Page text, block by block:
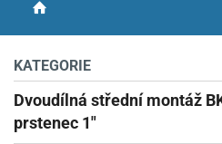
OPTIKA
STŘELIVO
KATEGORIE
Dvoudílná střední montáž
prstenec 1"